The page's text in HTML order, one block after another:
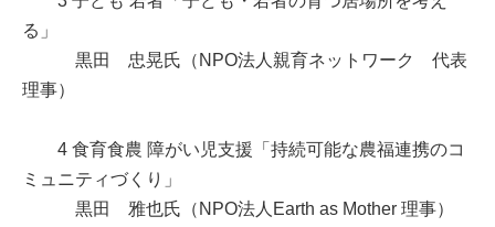
る」
黒田 忠晃氏（NPO法人親育ネットワーク 代表
理事）
4 食育食農 障がい児支援「持続可能な農福連携のコ
ミュニティづくり」
黒田 雅也氏（NPO法人Earth as Mother 理事）